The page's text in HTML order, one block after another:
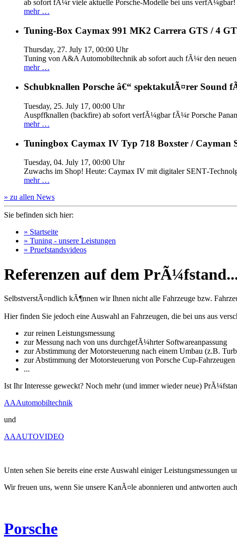
ab sofort fÃ¼r viele aktuelle Porsche-Modelle bei uns verfÃ¼gbar!
mehr …
Tuning-Box Caymax 991 MK2 Carrera GTS / 4
Thursday, 27. July 17, 00:00 Uhr
Tuning von A&A Automobiltechnik ab sofort auch fÃ¼r den
mehr …
Schubknallen Porsche â€“ spektakulÃ¤rer Sound
Tuesday, 25. July 17, 00:00 Uhr
Auspffknallen (backfire) ab sofort verfÃ¼gbar fÃ¼r Porsche
mehr …
Tuningbox Caymax IV Typ 718 Boxster / Cayman
Tuesday, 04. July 17, 00:00 Uhr
Zuwachs im Shop! Heute: Caymax IV mit digitaler
mehr …
» zu allen News
Sie befinden sich hier:
» Startseite
» Tuning - unsere Leistungen
» Pruefstandsvideos
Referenzen auf dem
SelbstverstÃ¤ndlich kÃ¶nnen wir Ihnen nicht alle Fahrzeuge bzw.
Hier finden Sie jedoch eine Auswahl an Fahrzeugen, die bei uns aus
zur reinen Leistungsmessung
zur Messung nach von uns durchgefÃ¼hrter Softwareanpassung
zur Abstimmung der Motorsteuerung nach einem Umbau (z.B.
zur Abstimmung der Motorsteuerung von Porsche Cup-
...
Ist Ihr Interesse geweckt? Noch mehr (und immer wieder neue)
AAAutomobiltechnik
und
AAAUTOVIDEO
Unten sehen Sie bereits eine erste Auswahl einiger
Wir freuen uns, wenn Sie unsere KanÃ¤le abonnieren und antworten
Porsche